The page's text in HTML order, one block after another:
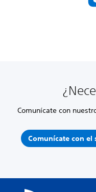
Comunícate con
Comunícate con el